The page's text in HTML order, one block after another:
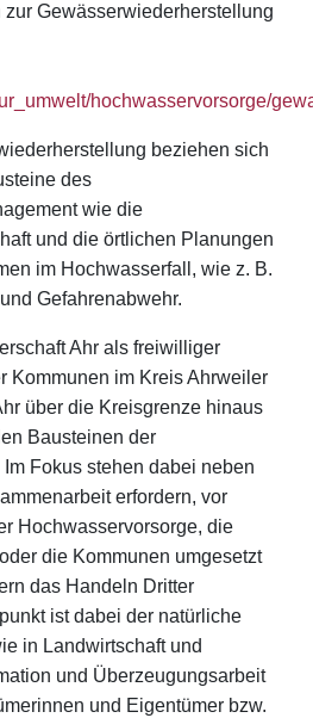
Gewässerwiederherstellung
hochwasservorsorge/
beziehen sich
des
wie die
und die örtlichen Planungen
im Hochwasserfall, wie z. B.
Gefahrenabwehr.
Ahr als freiwilliger
Kommunen im Kreis Ahrweiler
über die Kreisgrenze hinaus
Bausteinen der
Fokus stehen dabei neben
erfordern, vor
Hochwasservorsorge, die
die Kommunen umgesetzt
das Handeln Dritter
ist dabei der natürliche
in Landwirtschaft und
und Überzeugungsarbeit
und Eigentümer bzw.